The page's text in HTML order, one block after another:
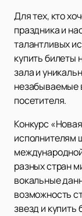
Для тех, кто
праздника и
талантливых
купить билеты
зала и
незабываемые
посетителя.
Конкурс
исполнителям
разных стран
вокальные
возможность
звезд и